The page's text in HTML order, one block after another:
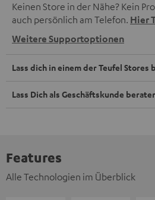
Keinen Store in der Nähe? Kein
auch persönlich am Telefon. Hier
Weitere Supportoptionen
Lass dich in einem der Teufel Stores
Lass Dich als Geschäftskunde
Features
Alle Technologien im Überblick